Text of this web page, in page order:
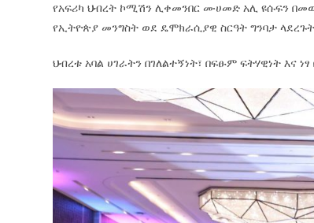
የአፍሪካ ህብረት ኮሚሽን ሊቀመንበር ሙሀመድ አሊ ዩሱፍን
የኢትዮጵያ መንግስት ወደ ዴሞክራሲያዊ ስርዓት ግንባታ
ህብረቱ አባል ሀገራትን በገለልተኝነት፣ በፍፁም ፍትሃዊነት